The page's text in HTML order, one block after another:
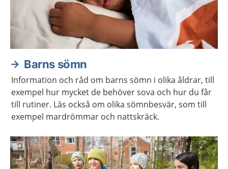
Barns sömn
Information och råd om barns sömn i olika åldrar, till
exempel hur mycket de behöver sova och hur du får
till rutiner. Läs också om olika sömnbesvär, som till
exempel mardrömmar och nattskräck.